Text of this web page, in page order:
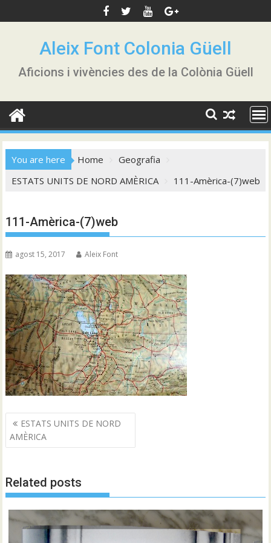
to
Aleix Font Colonia Güell
Aficions i vivències des de la Colònia Güell
You are here Home
Geografia
ESTATS UNITS DE NORD AMÈRICA
111-Amèrica-(7)web
111-Amèrica-(7)web
agost 15, 2017 Aleix Font
Navegació
d'entrades
ESTATS UNITS DE NORD
AMÈRICA
Related posts